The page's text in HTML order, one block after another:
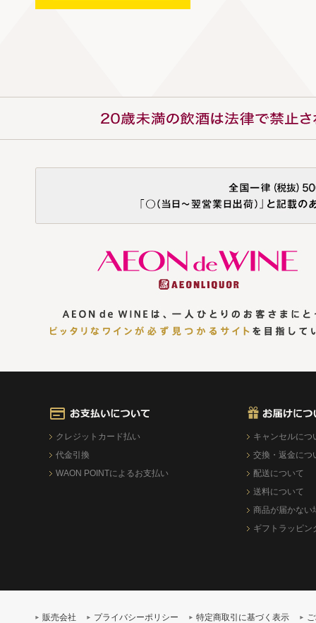
クレジットカード払い
代金引換
WAON POINTによるお支払い
キャンセルにつ
交換・返金につ
配送について
送料について
商品が届かない
ギフトラッピン
販売会社 プライバシーポリシー 特定商取引に基づく表示